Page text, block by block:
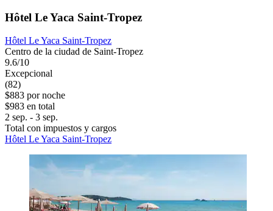
Hôtel Le Yaca Saint-Tropez
Hôtel Le Yaca Saint-Tropez
Centro de la ciudad de Saint-Tropez
9.6/10
Excepcional
(82)
$883 por noche
$983 en total
2 sep. - 3 sep.
Total con impuestos y cargos
Hôtel Le Yaca Saint-Tropez